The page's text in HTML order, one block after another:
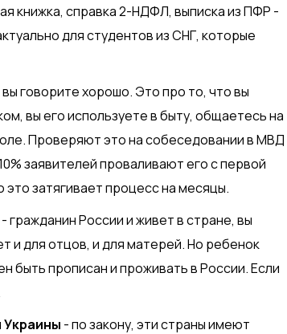
книжка, справка 2-НДФЛ, выписка из ПФР -
для студентов из СНГ, которые
говорите хорошо. Это про то, что вы
вы его используете в быту, общаетесь на
Проверяют это на собеседовании в МВД
заявителей проваливают его с первой
затягивает процесс на месяцы.
гражданин России и живет в стране, вы
и для отцов, и для матерей. Но ребенок
быть прописан и проживать в России. Если
Украины - по закону, эти страны имеют